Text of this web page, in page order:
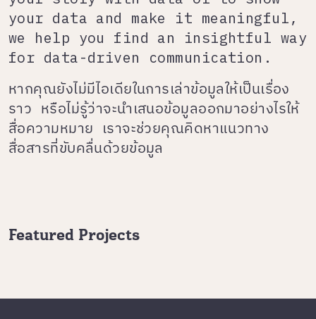
your data and make it meaningful,
we help you find an insightful way
for data-driven communication.
หากคุณยังไม่มีไอเดียในการเล่าข้อมูลให้เป็นเรื่อง
ราว หรือไม่รู้ว่าจะนำเสนอข้อมูลออกมาอย่างไรให้
สื่อความหมาย เราจะช่วยคุณคิดหาแนวทาง
สื่อสารที่ขับคลื่นด้วยข้อมูล
Featured Projects